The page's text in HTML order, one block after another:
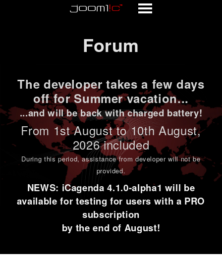
Forum
The developer takes a few days
off for Summer vacation...
...and will be back with charged battery!
From 1stAugust to 10th August,
2026 included
During this period,assistance from developer will not be
provided.
NEWS: iCagenda 4.1.0-alpha1 will be
available for testing for users with a PRO
subscription
by the end of August!